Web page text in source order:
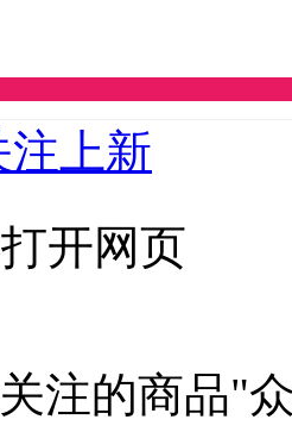
注上新
开网页
注的商品"